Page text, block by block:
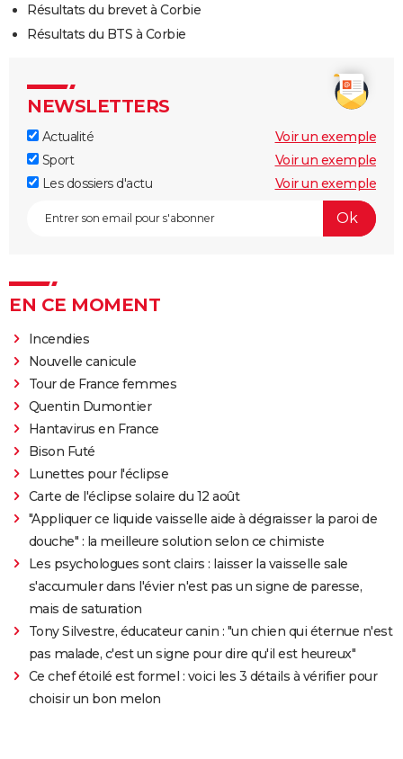
Résultats du brevet à Corbie
Résultats du BTS à Corbie
NEWSLETTERS
Actualité
Voir un exemple
Sport
Voir un exemple
Les dossiers d'actu
Voir un exemple
EN CE MOMENT
Incendies
Nouvelle canicule
Tour de France femmes
Quentin Dumontier
Hantavirus en France
Bison Futé
Lunettes pour l'éclipse
Carte de l'éclipse solaire du 12 août
"Appliquer ce liquide vaisselle aide à dégraisser la paroi de
douche" : la meilleure solution selon ce chimiste
Les psychologues sont clairs : laisser la vaisselle sale
s'accumuler dans l'évier n'est pas un signe de paresse,
mais de saturation
Tony Silvestre, éducateur canin : "un chien qui éternue n'est
pas malade, c'est un signe pour dire qu'il est heureux"
Ce chef étoilé est formel : voici les 3 détails à vérifier pour
choisir un bon melon